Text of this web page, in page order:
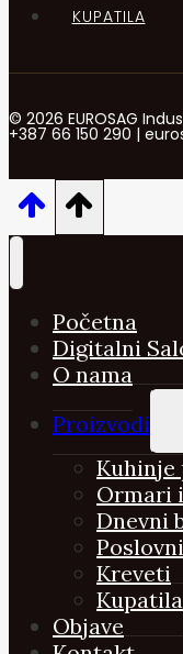
KUPATILA
© 2026 EUROSAG
+387 66 150 290 |
Početna
Digitalni
O nama
Proizvodi
Kuhinje
Ormari
Dnevni
Kreveti
Kupatila
Objave